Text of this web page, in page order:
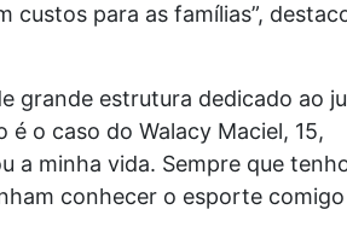
para as famílias”,
grande estrutura dedicado ao
o caso do Walacy Maciel, 15,
a minha vida. Sempre que
conhecer o esporte comigo